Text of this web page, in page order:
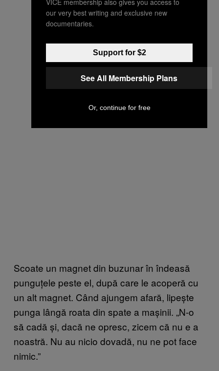
Scoate un magnet din buzunar în îndeasă
punguțele peste el, după care le acoperă cu
un alt magnet. Când ajungem afară, lipește
punga lângă roata din spate a mașinii. „N-o
să cadă și, dacă ne opresc, zicem că nu e a
noastră. Nu au nicio dovadă, nu ne pot face
nimic.”
our very best writing and exclusive new
documentaries.
Support for $2
See All Membership Plans
Or, continue for free